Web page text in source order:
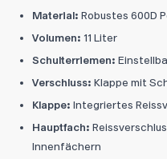
Material: Robustes 600D
Volumen: 11 Liter
Schulterriemen:
Verschluss: Klappe mit
Klappe: Integriertes
Hauptfach:
Innenfächern